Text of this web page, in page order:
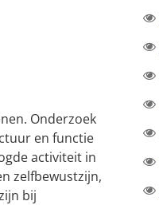
Onderzoek
en functie
activiteit in
zelfbewustzijn,
bij